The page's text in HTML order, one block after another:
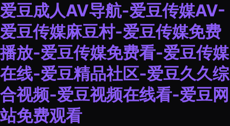
爱豆成人AV导航-爱豆传媒AV-
爱豆传媒麻豆村-爱豆传媒免费
播放-爱豆传媒免费看-爱豆传媒
在线-爱豆精品社区-爱豆久久综
合视频-爱豆视频在线看-爱豆网
站免费观看